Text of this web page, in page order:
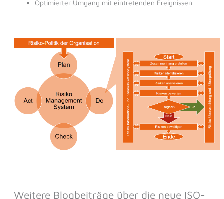
Optimierter Umgang mit eintretenden Ereignissen
Weitere Blogbeiträge über die neue ISO-